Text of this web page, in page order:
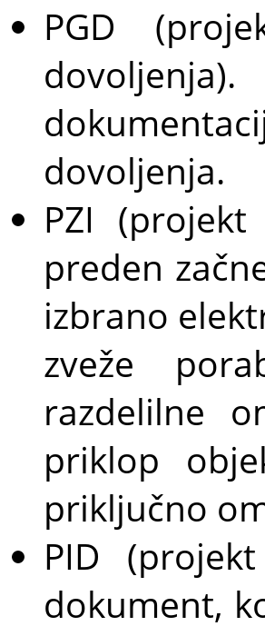
PGD
dovoljenja.
PZI
preden
izbrano
zveže
razdelilne
priklop
priključno
PID
dokument,